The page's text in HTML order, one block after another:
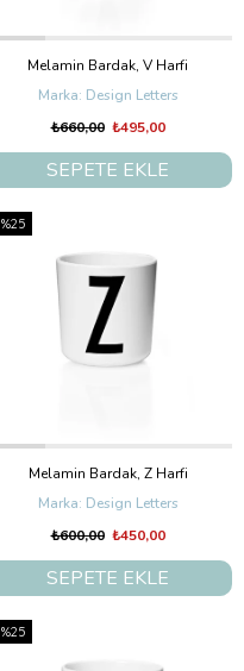
Melamin Bardak, V Harfi
Design Letters
₺495,00
₺660,00
SEPETE EKLE
Melamin Bardak, Z Harfi
Design Letters
₺450,00
₺600,00
SEPETE EKLE
%25
%25